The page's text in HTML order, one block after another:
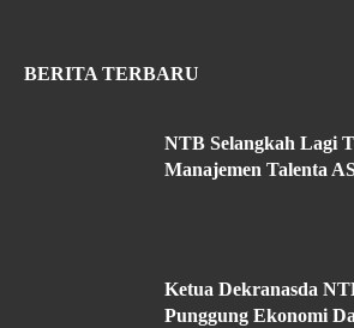
BERITA TERBARU
NTB Selangkah Lagi
Manajemen Talenta
Ketua Dekranasda
Punggung Ekonomi